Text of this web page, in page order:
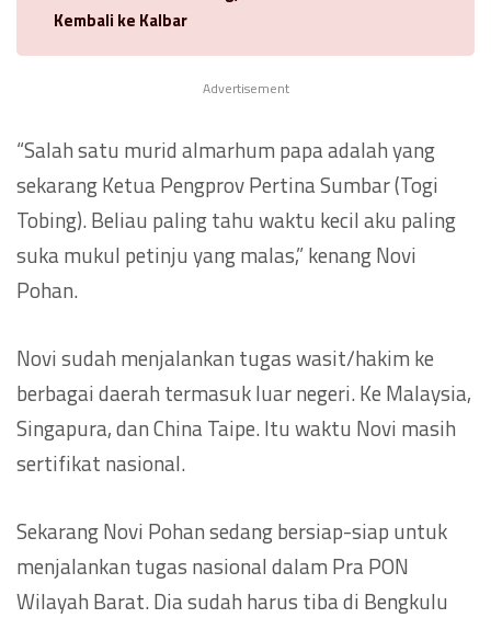
Kembali ke Kalbar
Advertisement
“Salah satu murid almarhum papa adalah yang
sekarang Ketua Pengprov Pertina Sumbar (Togi
Tobing). Beliau paling tahu waktu kecil aku paling
suka mukul petinju yang malas,” kenang Novi
Pohan.
Novi sudah menjalankan tugas wasit/hakim ke
berbagai daerah termasuk luar negeri. Ke Malaysia,
Singapura, dan China Taipe. Itu waktu Novi masih
sertifikat nasional.
Sekarang Novi Pohan sedang bersiap-siap untuk
menjalankan tugas nasional dalam Pra PON
Wilayah Barat. Dia sudah harus tiba di Bengkulu